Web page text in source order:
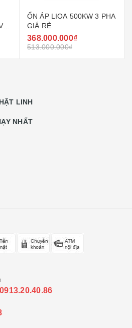
ỔN ÁP LIOA 500KW 3 PHA
GIÁ RẺ
368.000.000₫
513.000.000₫
LINH
NHẤT